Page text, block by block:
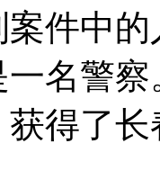
案件中
名警
得了